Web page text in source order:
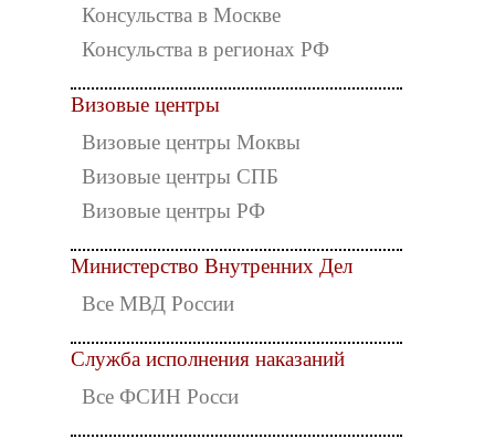
Консульства в Москве
Консульства в регионах РФ
Визовые центры
Визовые центры Моквы
Визовые центры СПБ
Визовые центры РФ
Министерство Внутренних Дел
Все МВД России
Служба исполнения наказаний
Все ФСИН Росси